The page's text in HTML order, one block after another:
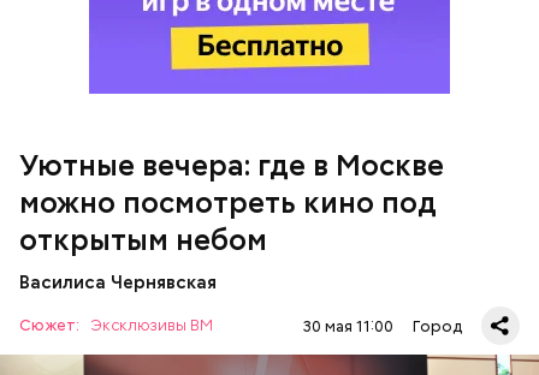
Уютные вечера: где в Москве
можно посмотреть кино под
открытым небом
Василиса Чернявская
Сюжет: Эксклюзивы ВМ 30 мая 11:00 Город
Генеральный директор киноплатформы Николай
Буц рассказал, что показы под открытым небом
позволят посетителям отправиться в сказочные